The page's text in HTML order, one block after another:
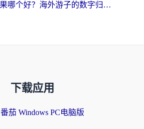
穿梭和松果哪个好？海外游子的数字归乡路，到底该怎么选
下载应用
番茄 Windows PC电脑版